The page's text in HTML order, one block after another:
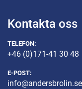
Kontakta oss
TELEFON:
+46 (0)171-41 30 48
E-POST:
info@andersbrolin.se